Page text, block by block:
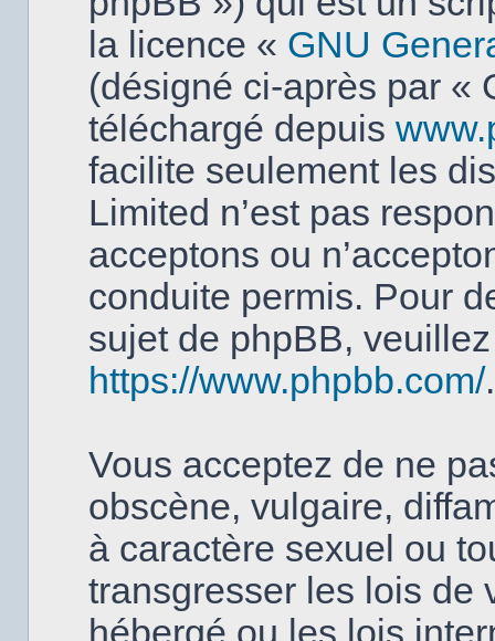
la licence « GNU
(désigné ci-après par «
téléchargé depuis
facilite seulement les
Limited n’est pas
acceptons ou
conduite permis. Pour
sujet de phpBB,
https://www.phpbb.com/.
Vous acceptez de ne
obscène, vulgaire,
à caractère sexuel ou
transgresser les lois de
hébergé ou les lois